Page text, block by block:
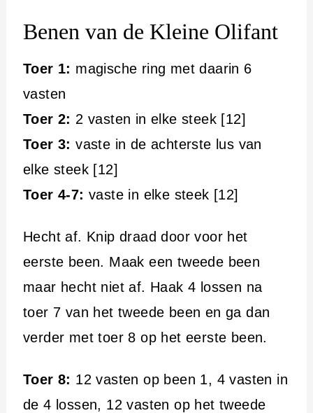
Benen van de Kleine Olifant
Toer 1: magische ring met daarin 6
vasten
Toer 2: 2 vasten in elke steek [12]
Toer 3:vaste in de achterste lus van
elke steek [12]
Toer 4-7: vaste in elke steek [12]
Hecht af. Knip draad door voor het
eerste been. Maak een tweede been
maar hecht niet af. Haak 4 lossen na
toer 7 van het tweede been en ga dan
verder met toer 8 op het eerste been.
Toer 8: 12 vasten op been 1, 4 vasten in
de 4 lossen, 12 vasten op het tweede